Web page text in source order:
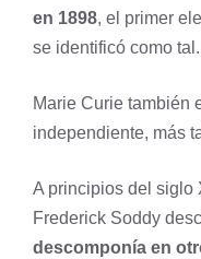
en 1898, el primer
se identificó como tal.
Marie Curie también
independiente, más
A principios del siglo
Frederick Soddy
descomponía en